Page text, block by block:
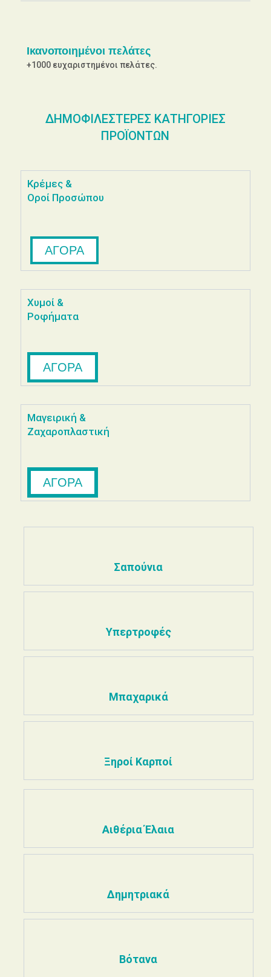
Ικανοποιημένοι πελάτες
+1000 ευχαριστημένοι πελάτες.
ΔΗΜΟΦΙΛΕΣΤΕΡΕΣ ΚΑΤΗΓΟΡΙΕΣ
ΠΡΟΪΟΝΤΩΝ
Κρέμες &
Οροί Προσώπου
ΑΓΟΡΑ
Χυμοί &
Ροφήματα
ΑΓΟΡΑ
Μαγειρική &
Ζαχαροπλαστική
ΑΓΟΡΑ
Σαπούνια
Υπερτροφές
Μπαχαρικά
Ξηροί Καρποί
Αιθέρια Έλαια
Δημητριακά
Βότανα